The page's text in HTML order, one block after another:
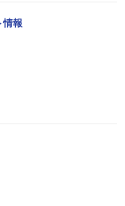
情報